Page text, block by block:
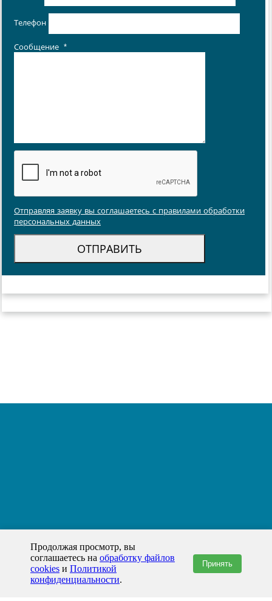
Телефон
Сообщение *
Отправляя заявку вы соглашаетесь с правилами обработки
персональных данных
Продолжая просмотр, вы
соглашаетесь на обработку файлов
cookies и Политикой
конфиденциальности.
Принять